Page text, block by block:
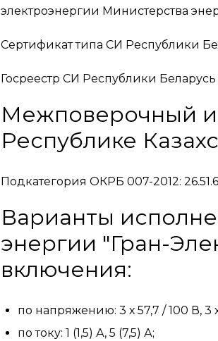
электроэнергии Министерства
Сертификат типа СИ Республики
Госреестр СИ Республики Беларусь
Межповерочный
Республике
Подкатегория ОКРБ 007-2012:
Варианты
энергии "Гран-
включения:
по напряжению: 3 х 57,7 / 100 В, 3
по току: 1 (1,5) А, 5 (7,5) А;